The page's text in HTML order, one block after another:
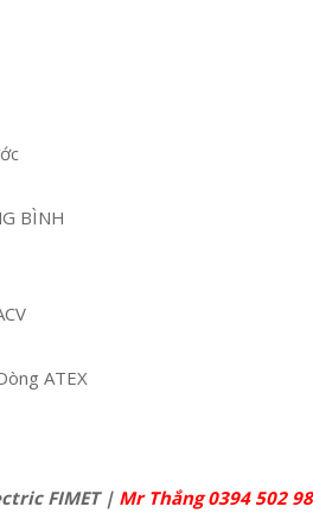
BÌNH
ATEX
FIMET | Mr Thắng 0394 502